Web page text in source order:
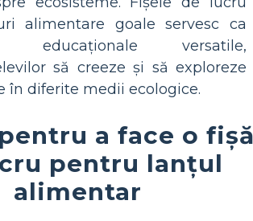
alimentare goale servesc ca
educaționale versatile,
să creeze și să exploreze
în diferite medii ecologice.
a face o
pentru lanțul
alimentar